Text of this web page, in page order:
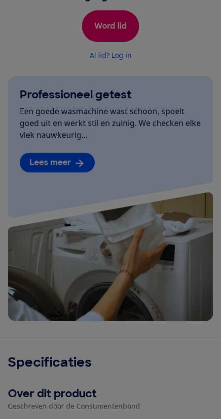
Word lid
Al lid? Log in
Professioneel getest
Een goede wasmachine wast schoon, spoelt
goed uit en werkt stil en zuinig. We checken elke
vlek nauwkeurig...
Lees meer
Specificaties
Over dit product
Geschreven door de Consumentenbond